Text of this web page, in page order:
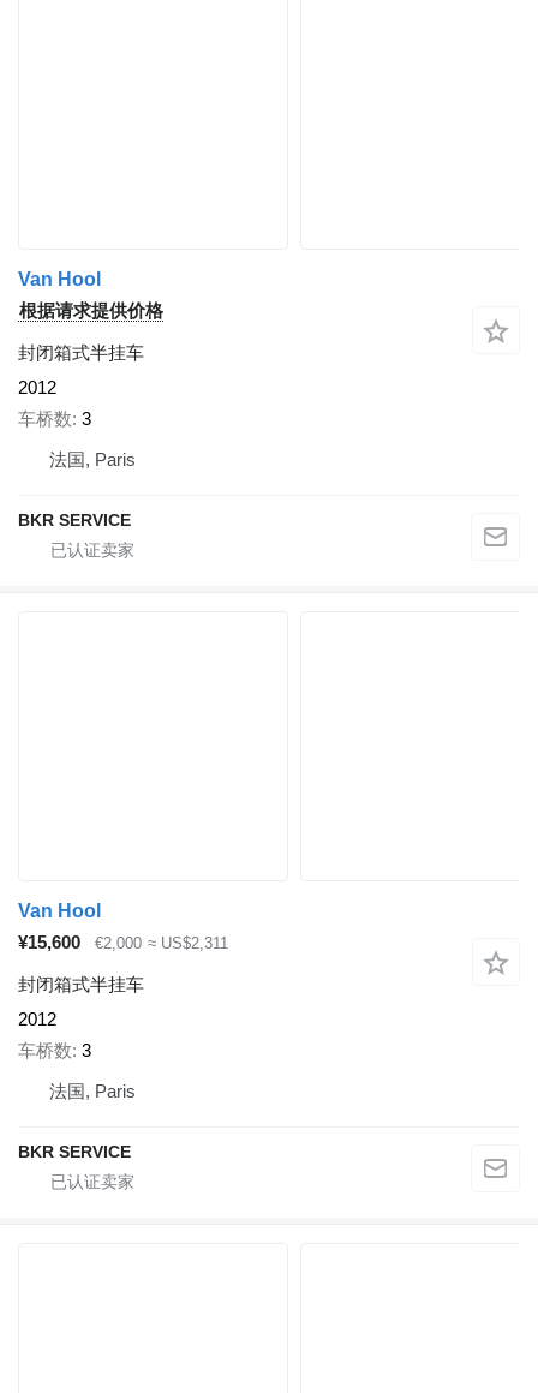
Van Hool
根据请求提供价格
封闭箱式半挂车
2012
车桥数 3
法国, Paris
BKR SERVICE
Van Hool
¥15,600
€2,000 ≈ US$2,311
封闭箱式半挂车
2012
车桥数 3
法国, Paris
BKR SERVICE